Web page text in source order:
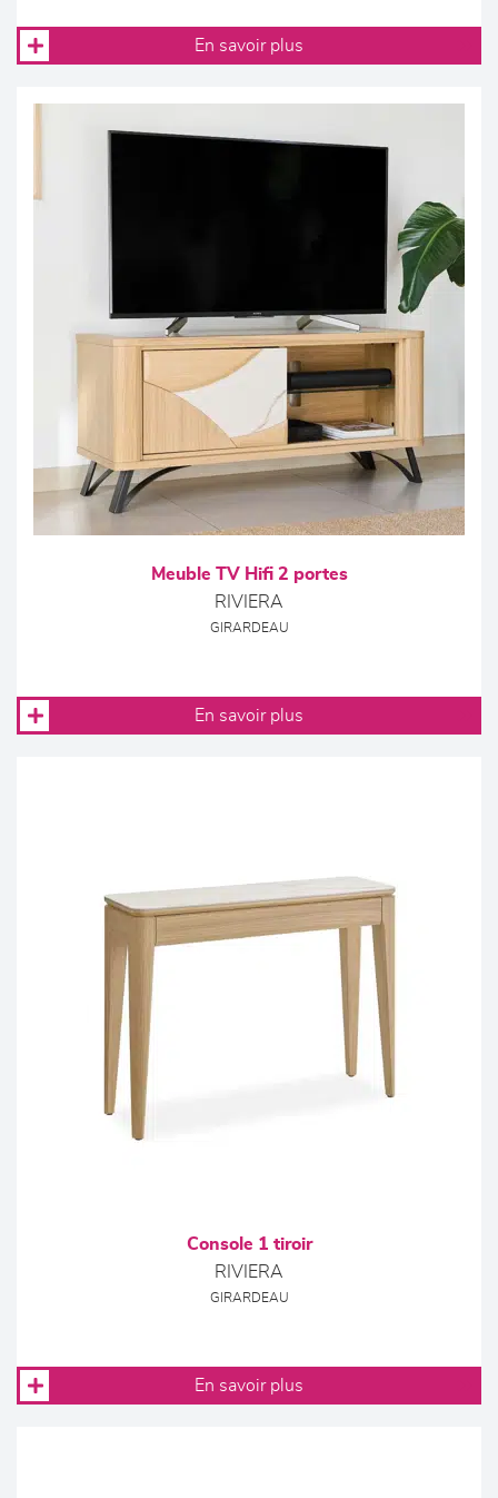
En savoir plus
Meuble TV Hifi 2 portes
RIVIERA
GIRARDEAU
En savoir plus
Console 1 tiroir
RIVIERA
GIRARDEAU
En savoir plus